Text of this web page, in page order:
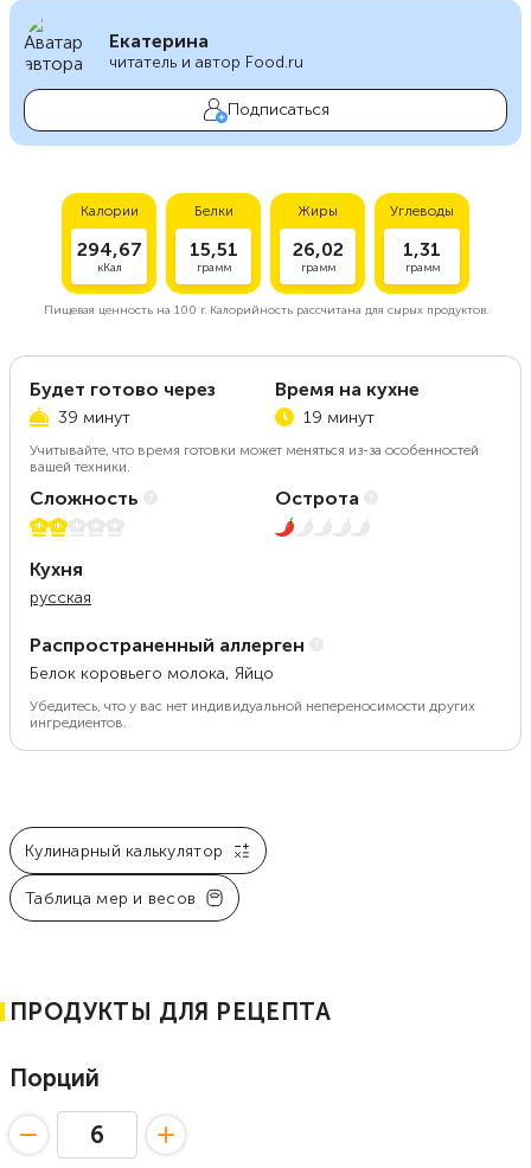
Екатерина
читатель и автор Food.ru
Подписаться
Калории
294,67
кКал
Белки
15,51
грамм
Жиры
26,02
грамм
Углеводы
1,31
грамм
Пищевая ценность на 100 г.Калорийность рассчитана для сырых продуктов.
Будет готово через
39 минут
Время на кухне
19 минут
Учитывайте, что время готовки может меняться из-за особенностей
вашей техники.
Сложность
2 из 5
Острота
1 из 5
Кухня
русская
Распространенный аллерген
Белок коровьего молока, Яйцо
Убедитесь, что у вас нет индивидуальной непереносимости других
ингредиентов.
Кулинарный калькулятор
Таблица мер и весов
ПРОДУКТЫ ДЛЯ РЕЦЕПТА
Порций